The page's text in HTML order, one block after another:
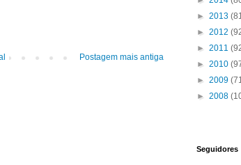
Postagem mais antiga
► 2013
► 2012
► 2011
► 2010
► 2009
► 2008
Seguidores